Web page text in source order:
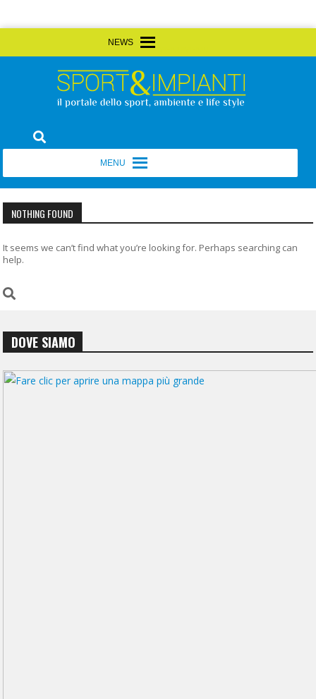
to
Sport&Impianti
NOTHING FOUND
It seems we can’t find what you’re looking for. Perhaps searching can
help.
DOVE SIAMO